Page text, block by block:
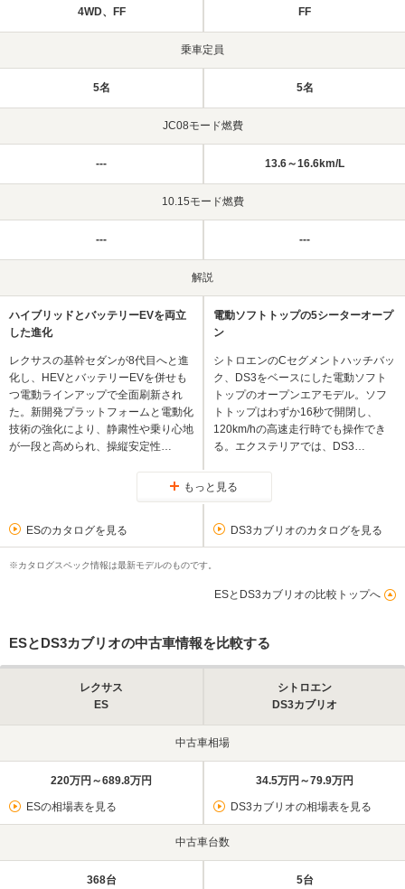
4WD、FF FF
乗車定員
5名 5名
JC08モード燃費
--- 13.6～16.6km/L
10.15モード燃費
--- ---
解説
ハイブリッドとバッテリーEVを両立
した進化
レクサスの基幹セダンが8代目へと進
化し、HEVとバッテリーEVを併せも
つ電動ラインアップで全面刷新され
た。新開発プラットフォームと電動化
技術の強化により、静粛性や乗り心地
が一段と高められ、操縦安定性…
電動ソフトトップの5シーターオープ
ン
シトロエンのCセグメントハッチバッ
ク、DS3をベースにした電動ソフト
トップのオープンエアモデル。ソフ
トトップはわずか16秒で開閉し、
120km/hの高速走行時でも操作でき
る。エクステリアでは、DS3…
もっと見る
ESのカタログを見る DS3カブリオのカタログを見る
※カタログスペック情報は最新モデルのものです。
ESとDS3カブリオの比較トップへ
ESとDS3カブリオの中古車情報を比較する
レクサス
ES
シトロエン
DS3カブリオ
中古車相場
220万円～689.8万円
ESの相場表を見る
34.5万円～79.9万円
DS3カブリオの相場表を見る
中古車台数
368台 5台